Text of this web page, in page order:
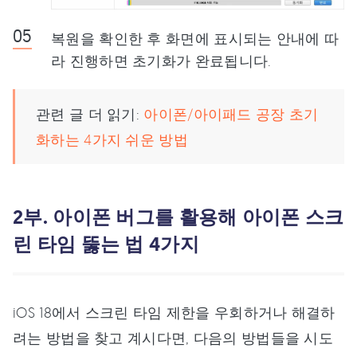
복원을 확인한 후 화면에 표시되는 안내에 따
라 진행하면 초기화가 완료됩니다.
관련 글 더 읽기: 아이폰/아이패드 공장 초기
화하는 4가지 쉬운 방법
2부. 아이폰 버그를 활용해 아이폰 스크
린 타임 뚫는 법 4가지
iOS 18에서 스크린 타임 제한을 우회하거나 해결하
려는 방법을 찾고 계시다면, 다음의 방법들을 시도